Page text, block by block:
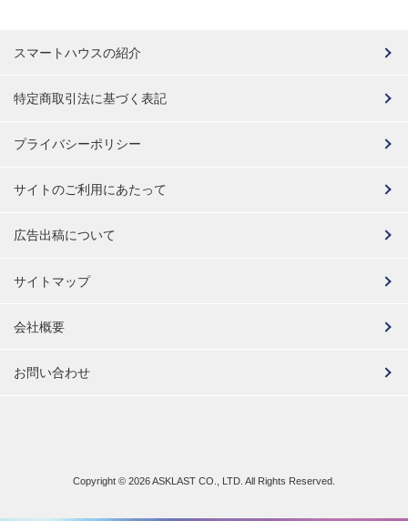
スマートハウスの紹介
特定商取引法に基づく表記
プライバシーポリシー
サイトのご利用にあたって
広告出稿について
サイトマップ
会社概要
お問い合わせ
Copyright © 2026 ASKLAST CO., LTD. All Rights Reserved.